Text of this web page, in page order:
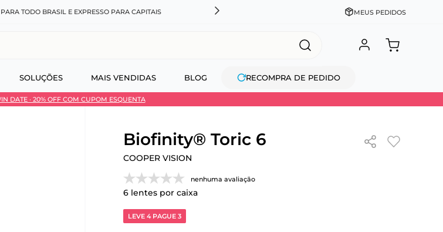
PARA TODO BRASIL E EXPRESSO PARA CAPITAIS CADASTRE-SE GANHE 10% NA PRIMEIRA COMPRA +
MEUS PEDIDOS
SOLUÇÕES MAIS VENDIDAS BLOG RECOMPRA DE PEDIDO
DATE · 20% OFF COM CUPOM ESQUENTA
Biofinity® Toric 6
COOPER VISION
nenhuma avaliação
6lentes por caixa
LEVE 4 PAGUE 3